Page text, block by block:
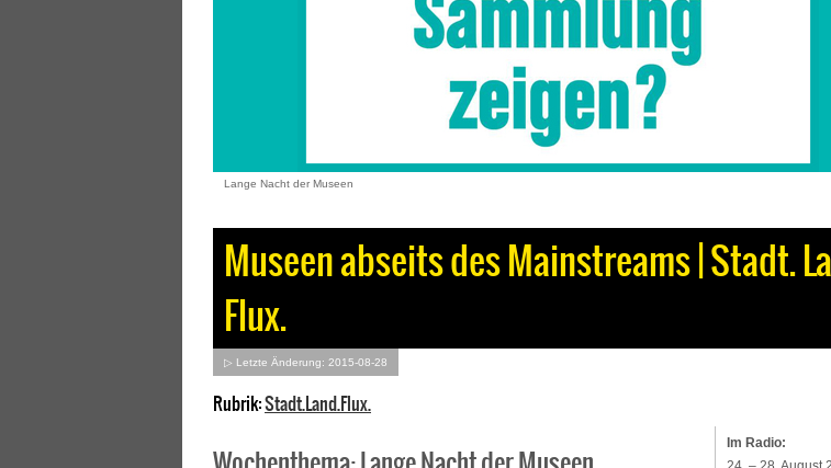
Lange Nacht der Museen
Museen abseits des Mainstreams | Stadt.
Flux.
▷ Letzte Änderung: 2015-08-28
Rubrik:Stadt.Land.Flux.
Im Radio: